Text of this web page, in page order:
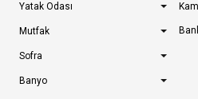
Yatak Odası
Mutfak
Sofra
Banyo